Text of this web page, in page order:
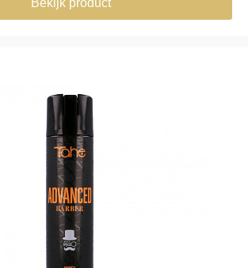
Bekijk product